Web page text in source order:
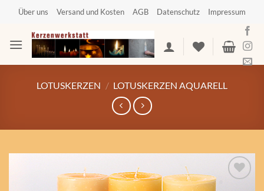
springen
Über uns Versand und Kosten AGB Datenschutz Impressum
LOTUSKERZEN / LOTUSKERZEN AQUARELL